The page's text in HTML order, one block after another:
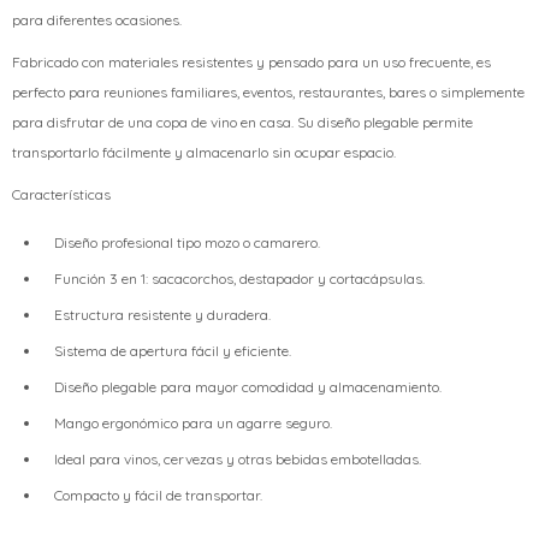
para diferentes ocasiones.
Fabricado con materiales resistentes y pensado para un uso frecuente, es
perfecto para reuniones familiares, eventos, restaurantes, bares o simplemente
para disfrutar de una copa de vino en casa. Su diseño plegable permite
transportarlo fácilmente y almacenarlo sin ocupar espacio.
Características
Diseño profesional tipo mozo o camarero.
Función 3 en 1: sacacorchos, destapador y cortacápsulas.
Estructura resistente y duradera.
Sistema de apertura fácil y eficiente.
Diseño plegable para mayor comodidad y almacenamiento.
Mango ergonómico para un agarre seguro.
Ideal para vinos, cervezas y otras bebidas embotelladas.
Compacto y fácil de transportar.